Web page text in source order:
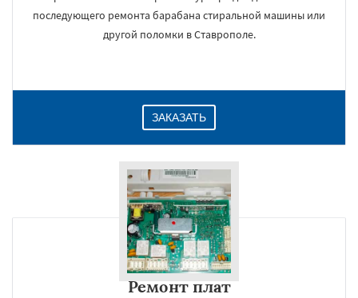
последующего ремонта барабана стиральной машины или
другой поломки в Ставрополе.
ЗАКАЗАТЬ
Ремонт плат